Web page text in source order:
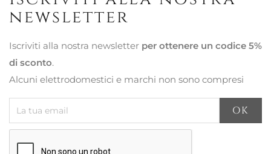
newsletter
Iscriviti alla nostra newsletter per ottenere un codice 5%
di sconto.
Alcuni elettrodomestici e marchi non sono compresi